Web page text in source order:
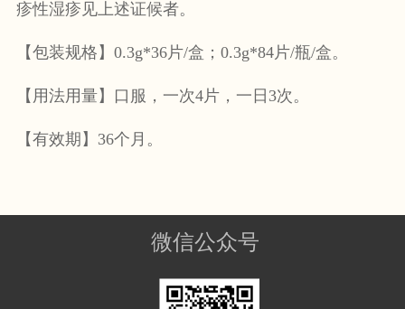
疹性湿疹见上述证候者。
【包装规格】 0.3g*36片/盒；0.3g*84片/瓶/盒。
【用法用量】口服，一次4片，一日3次。
【有效期】 36个月。
微信公众号